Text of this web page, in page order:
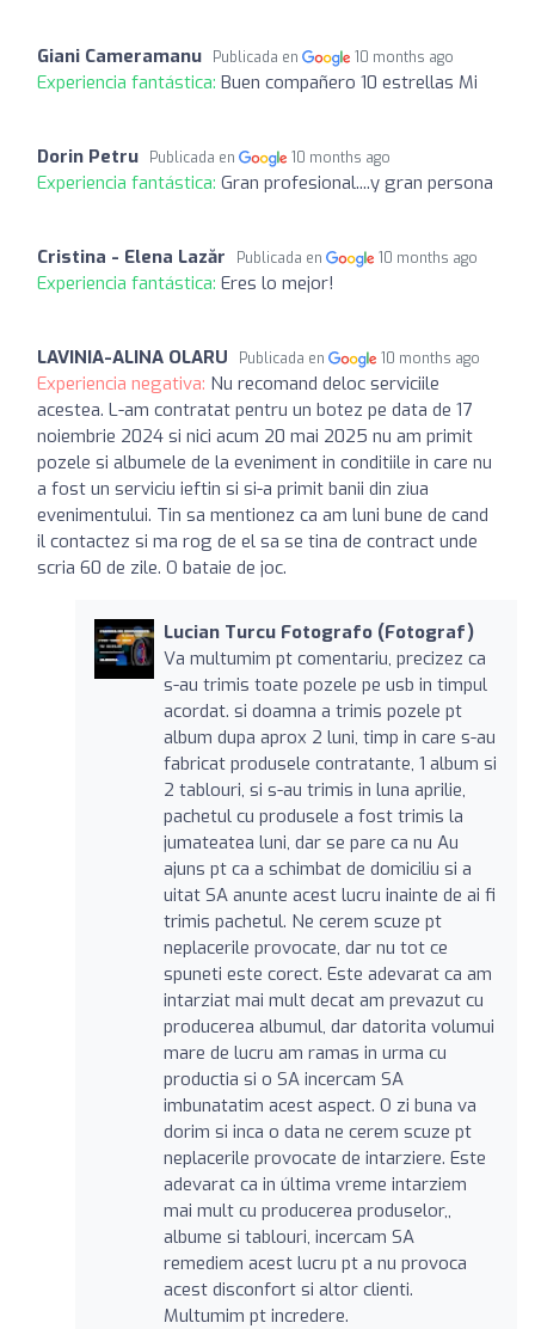
Giani Cameramanu Publicada en 10 months ago
Experiencia fantástica: Buen compañero 10 estrellas Mi
Dorin Petru Publicada en 10 months ago
Experiencia fantástica: Gran profesional....y gran persona
Cristina - Elena Lazăr Publicada en 10 months ago
Experiencia fantástica: Eres lo mejor!
LAVINIA-ALINA OLARU Publicada en 10 months ago
Experiencia negativa: Nu recomand deloc serviciile
acestea. L-am contratat pentru un botez pe data de 17
noiembrie 2024 si nici acum 20 mai 2025 nu am primit
pozele si albumele de la eveniment in conditiile in care nu
a fost un serviciu ieftin si si-a primit banii din ziua
evenimentului. Tin sa mentionez ca am luni bune de cand
il contactez si ma rog de el sa se tina de contract unde
scria 60 de zile. O bataie de joc.
Lucian Turcu Fotografo (Fotograf)
Va multumim pt comentariu, precizez ca
s-au trimis toate pozele pe usb in timpul
acordat. si doamna a trimis pozele pt
album dupa aprox 2 luni, timp in care s-au
fabricat produsele contratante, 1 album si
2 tablouri, si s-au trimis in luna aprilie,
pachetul cu produsele a fost trimis la
jumateatea luni, dar se pare ca nu Au
ajuns pt ca a schimbat de domiciliu si a
uitat SA anunte acest lucru inainte de ai fi
trimis pachetul. Ne cerem scuze pt
neplacerile provocate, dar nu tot ce
spuneti este corect. Este adevarat ca am
intarziat mai mult decat am prevazut cu
producerea albumul, dar datorita volumui
mare de lucru am ramas in urma cu
productia si o SA incercam SA
imbunatatim acest aspect. O zi buna va
dorim si inca o data ne cerem scuze pt
neplacerile provocate de intarziere. Este
adevarat ca in última vreme intarziem
mai mult cu producerea produselor,,
albume si tablouri, incercam SA
remediem acest lucru pt a nu provoca
acest disconfort si altor clienti.
Multumim pt incredere.